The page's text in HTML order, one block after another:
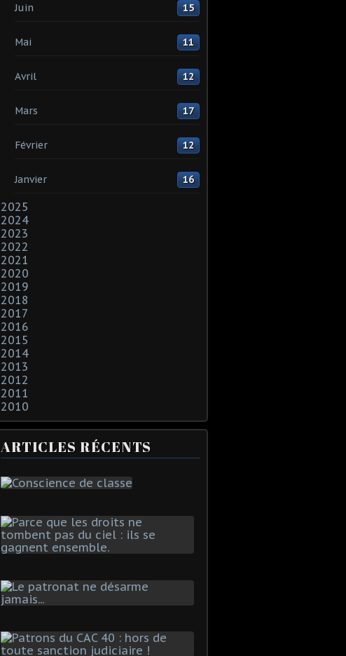
Juin 15
Mai 11
Avril 12
Mars 17
Février 12
Janvier 16
2025
2024
2023
2022
2021
2020
2019
2018
2017
2016
2015
2014
2013
2012
2011
2010
ARTICLES RÉCENTS